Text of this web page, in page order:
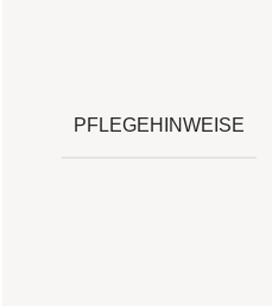
PFLEGEHINWEISE